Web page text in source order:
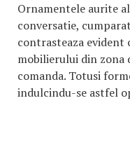
Ornamentele aurite
conversatie,
contrasteaza evident
mobilierului din zona
comanda. Totusi
indulcindu-se astfel